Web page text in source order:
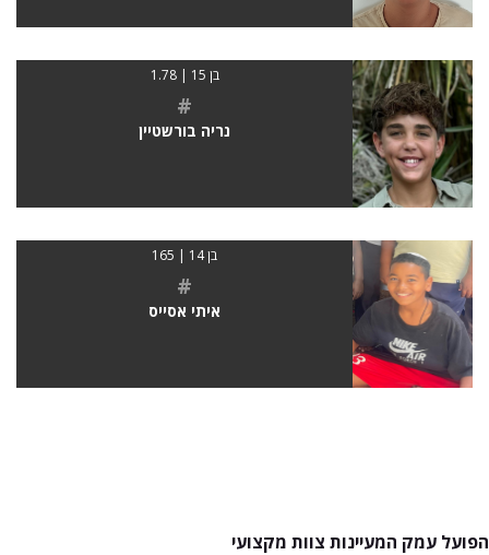
בן 15 | 1.78
#
נריה בורשטיין
בן 14 | 165
#
איתי אסייס
הפועל עמק המעיינות צוות מקצועי